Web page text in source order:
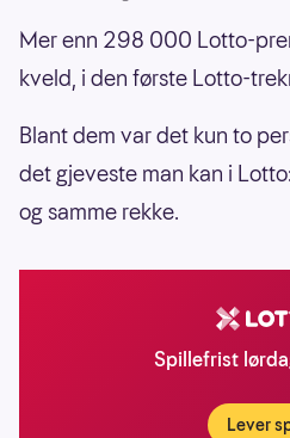
Mer enn 298 000 Lotto-
kveld, i den første Lotto-
Blant dem var det kun to
det gjeveste man kan i
og samme rekke.
Spillefrist
Lever